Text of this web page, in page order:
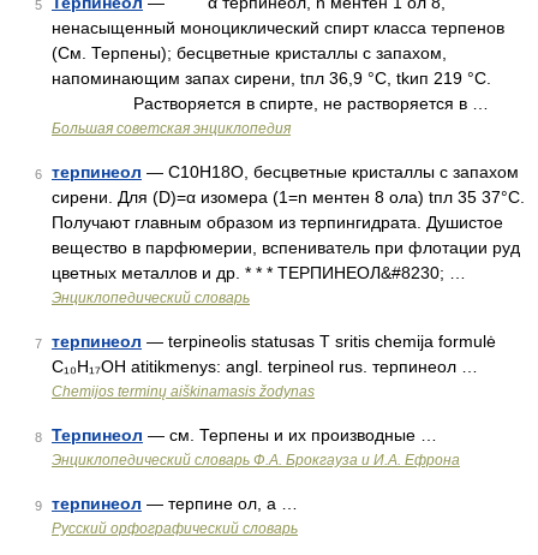
5
ненасыщенный моноциклический спирт класса терпенов
(См. Терпены); бесцветные кристаллы с запахом,
напоминающим запах сирени, tпл 36,9 °С, tkип 219 °С.
Растворяется в спирте, не растворяется в …
Большая советская энциклопедия
6 терпинеол — С10Н18О, бесцветные кристаллы с запахом
сирени. Для (D)=α изомера (1=n ментен 8 ола) tпл 35 37°C.
Получают главным образом из терпингидрата. Душистое
вещество в парфюмерии, вспениватель при флотации руд
цветных металлов и др. * * * ТЕРПИНЕОЛ&#8230; …
Энциклопедический словарь
7 терпинеол — terpineolis statusas T sritis chemija formulė
C₁₀H₁₇OH atitikmenys: angl. terpineol rus. терпинеол …
Chemijos terminų aiškinamasis žodynas
8 Терпинеол — см. Терпены и их производные …
Энциклопедический словарь Ф.А. Брокгауза и И.А. Ефрона
9 терпинеол — терпине ол, а …
Русский орфографический словарь